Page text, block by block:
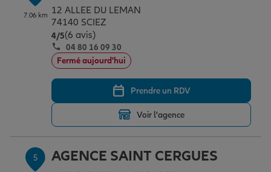
7.06 km 12 ALLEE DU LEMAN
74140 SCIEZ
4/5Note de 4 sur 5
(6 avis)
04 80 16 09 30
Fermé aujourd'hui
Prendre un RDV
Voir l'agence
5 AGENCE SAINT CERGUES